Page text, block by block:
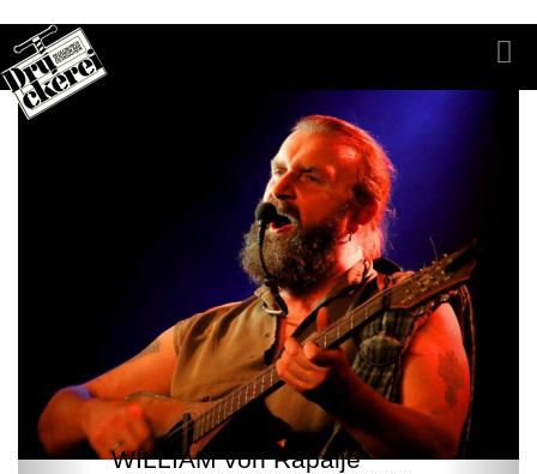
WILLIAM von Rapalje